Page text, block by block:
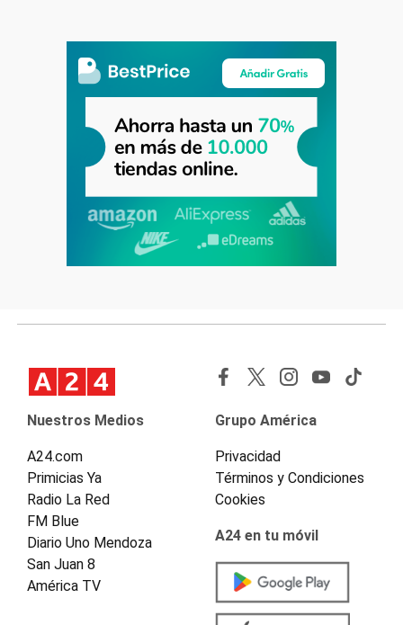
Nuestros Medios
A24.com
Primicias Ya
Radio La Red
FM Blue
Diario Uno Mendoza
San Juan 8
América TV
Grupo América
Privacidad
Términos y Condiciones
Cookies
A24 en tu móvil